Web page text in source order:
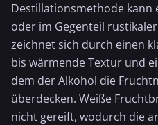
Destillationsmethode kann
oder im Gegenteil
zeichnet sich durch einen
bis wärmende Textur und
dem der Alkohol die
überdecken. Weiße
nicht gereift, wodurch die